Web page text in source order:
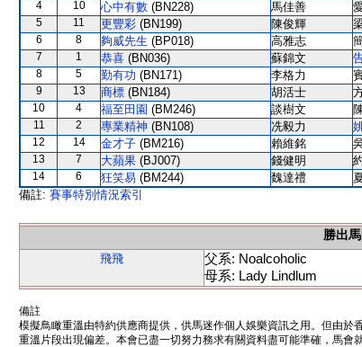
4
10 心中有數 (BN228) 馬佳善
5
11 更豐彩 (BN199) 陳俊輝
6
8 夠威先生 (BP018) 高雅志
7
1 恭喜 (BN036) 蘇錦文
8
5 勤有功 (BN171) 李格力
9
13 商標 (BN184) 胡活士
10
4 福至田園 (BM246) 談樹文
11
2 專業精神 (BN108) 冼毅力
12
14 金才子 (BM216) 賴維銘
13
7 大蘋果 (BJ007) 錢健明
14
6 狂笑易 (BM244) 魏達禮
備註: 賽事特別情況索引
勝出
飛飛
父系: Noalcoholic
母系: Lady Lindlum
備註
模擬鳥瞰重溫由特約供應商提供，供馬迷作個人娛樂資訊之用。但由
重溫片段出現偏差。本會已盡一切努力務求有關資料盡可能準確，馬會